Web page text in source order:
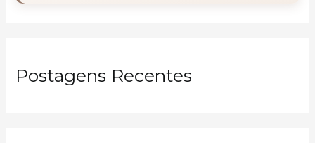
Postagens Recentes